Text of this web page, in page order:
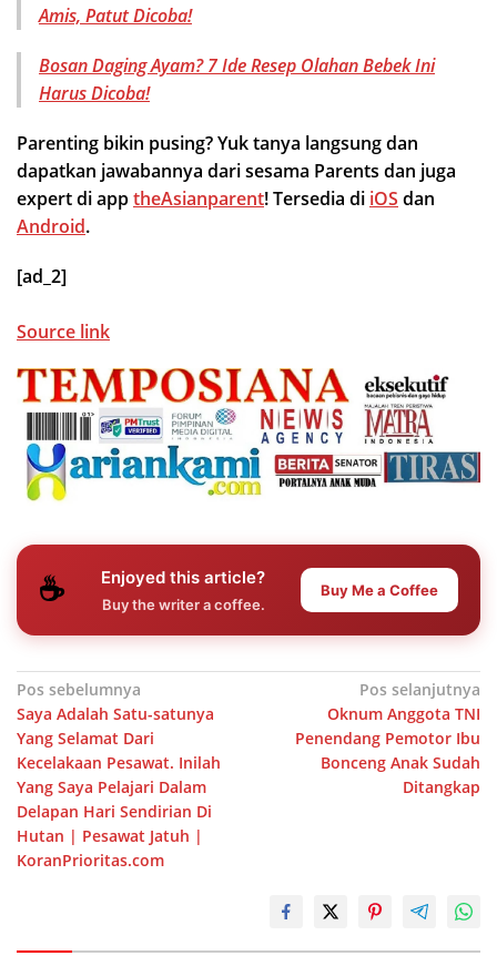
Amis, Patut Dicoba!
Bosan Daging Ayam? 7 Ide Resep Olahan Bebek Ini
Harus Dicoba!
Parenting bikin pusing? Yuk tanya langsung dan
dapatkan jawabannya dari sesama Parents dan juga
expert di apptheAsianparent! Tersedia di iOS dan
Android.
[ad_2]
Source link
☕ Enjoyed this article?
Buy the writer a coffee.
Buy Me a Coffee
Navigasi
pos
Pos sebelumnya
Saya Adalah Satu-satunya
Yang Selamat Dari
Kecelakaan Pesawat. Inilah
Yang Saya Pelajari Dalam
Delapan Hari Sendirian Di
Hutan | Pesawat Jatuh |
KoranPrioritas.com
Pos selanjutnya
Oknum Anggota TNI
Penendang Pemotor Ibu
Bonceng Anak Sudah
Ditangkap